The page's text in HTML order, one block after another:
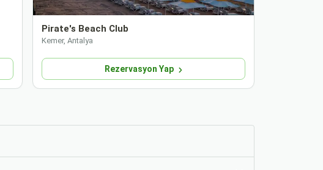
Pirate's Beach Club
Kemer, Antalya
Rezervasyon Yap